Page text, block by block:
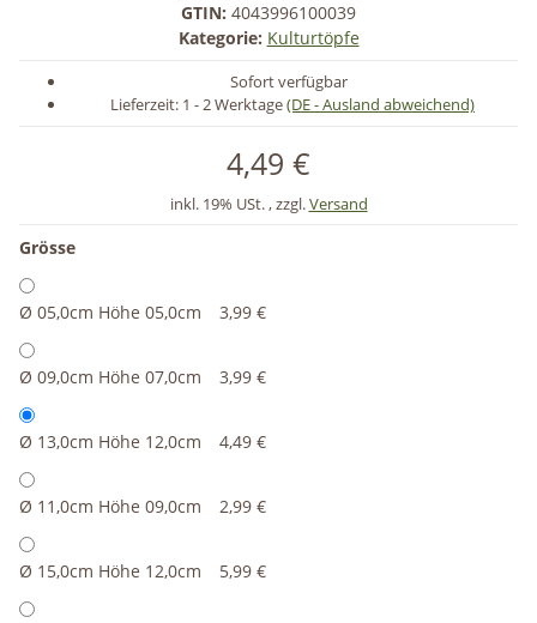
GTIN: 4043996100039
Kategorie: Kulturtöpfe
Sofort verfügbar
Lieferzeit: 1 - 2 Werktage(DE - Ausland abweichend)
4,49 €
inkl. 19% USt. , zzgl.Versand
Grösse
Ø 05,0cm Höhe 05,0cm 3,99 €
Ø 09,0cm Höhe 07,0cm 3,99 €
Ø 13,0cm Höhe 12,0cm 4,49 €
Ø 11,0cm Höhe 09,0cm 2,99 €
Ø 15,0cm Höhe 12,0cm 5,99 €